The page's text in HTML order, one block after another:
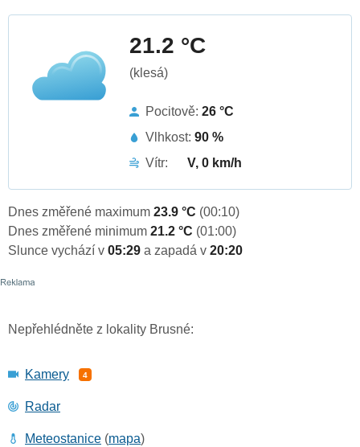
21.2 °C
(klesá)
Pocitově: 26 °C
Vlhkost: 90 %
Vítr:
V, 0 km/h
Dnes změřené maximum 23.9 °C (00:10)
Dnes změřené minimum 21.2 °C (01:00)
Slunce vychází v 05:29 a zapadá v 20:20
Nepřehlédněte z lokality Brusné:
Kamery 4
Radar
Meteostanice (mapa)